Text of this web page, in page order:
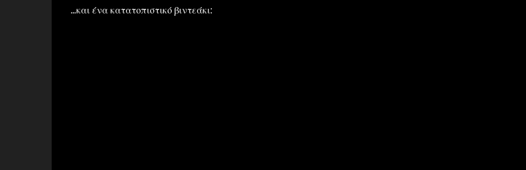
...και ένα κατατοπιστικό βιντεάκι: